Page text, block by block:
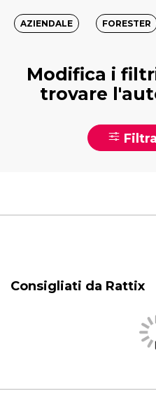
AZIENDALE FORESTER
Modifica i
trovare
Consigliati da Rattix